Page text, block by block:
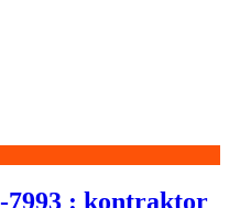
7993 : kontraktor